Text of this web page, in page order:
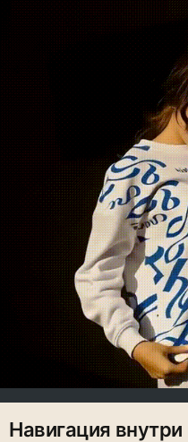
Навигация внутри